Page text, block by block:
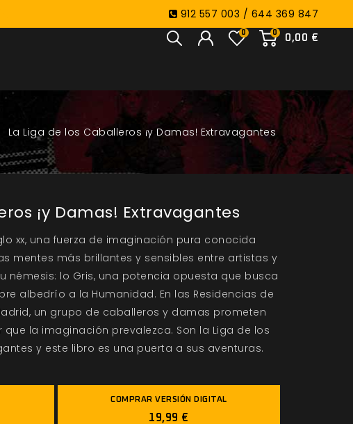
912 557 003 / 644 369 847
0
0,00 €
0
La Liga de los Caballeros ¡y Damas! Extravagantes
¡y Damas! Extravagantes
xx, una fuerza de imaginación pura conocida
mentes más brillantes y sensibles entre artistas y
némesis: lo Gris, una potencia opuesta que busca
albedrío a la Humanidad. En las Residencias de
un grupo de caballeros y damas prometen
la imaginación prevalezca. Son la Liga de los
y este libro es una puerta a sus aventuras.
COMPRAR VERSIÓN DIGITAL
19,99 €